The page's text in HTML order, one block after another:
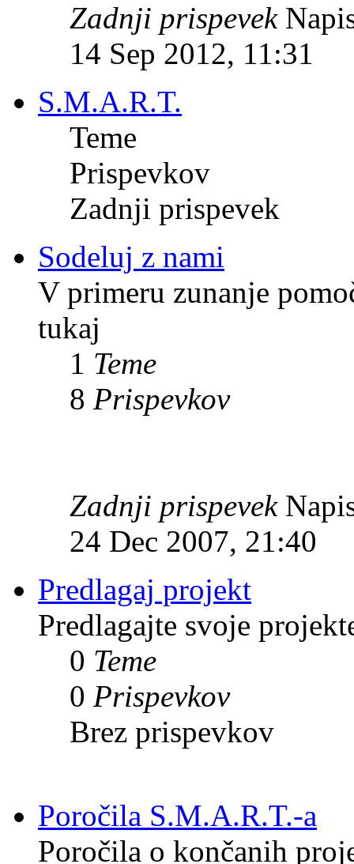
Zadnji prispevek
14 Sep 2012, 11:31
S.M.A.R.T.
Teme
Prispevkov
Zadnji prispevek
Sodeluj z nami
V primeru zunanje
tukaj
1 Teme
8 Prispevkov
Zadnji prispevek
24 Dec 2007, 21:40
Predlagaj projekt
Predlagajte svoje
0 Teme
0 Prispevkov
Brez prispevkov
Poročila S.M.A.R.T.-a
Poročila o končanih